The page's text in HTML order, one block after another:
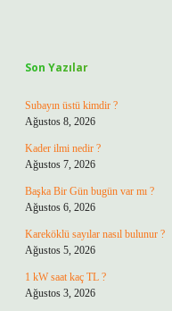
Son Yazılar
Subayın üstü kimdir ?
Ağustos 8, 2026
Kader ilmi nedir ?
Ağustos 7, 2026
Başka Bir Gün bugün var mı ?
Ağustos 6, 2026
Kareköklü sayılar nasıl bulunur ?
Ağustos 5, 2026
1 kW saat kaç TL ?
Ağustos 3, 2026